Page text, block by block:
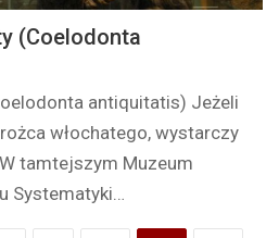
(Coelodonta
antiquitatis) Jeżeli
włochatego, wystarczy
tamtejszym Muzeum
Systematyki…